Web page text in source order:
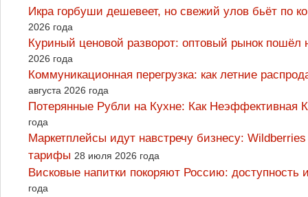
Икра горбуши дешевеет, но свежий улов бьёт по
2026 года
Куриный ценовой разворот: оптовый рынок
2026 года
Коммуникационная перегрузка: как летние
августа 2026 года
Потерянные Рубли на Кухне: Как
года
Маркетплейсы идут навстречу бизнесу:
тарифы 28 июля 2026 года
Висковые напитки покоряют Россию:
года